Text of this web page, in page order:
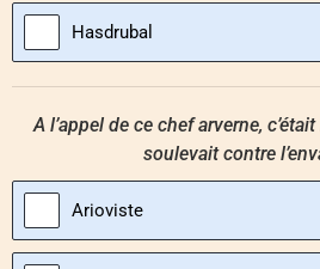
Hasdrubal
A l’appel de ce chef arverne,
soulevait contre
Arioviste